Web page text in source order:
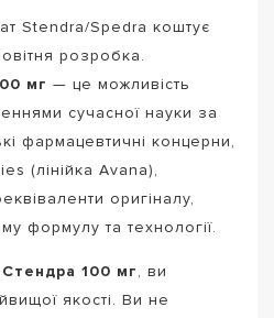
Stendra/Spedra коштує
розробка.
мг — це можливість
сучасної науки за
фармацевтичні концерни,
(лінійка Avana),
оригіналу,
формулу та технології.
100 мг, ви
якості. Ви не